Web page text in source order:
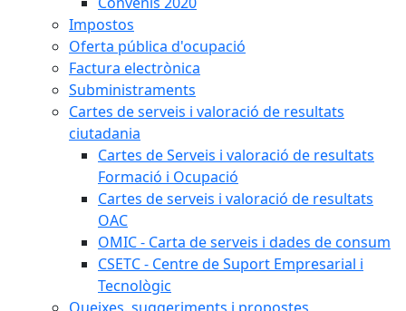
Impostos
Oferta pública d'ocupació
Factura electrònica
Subministraments
Cartes de serveis i valoració de resultats
ciutadania
Cartes de Serveis i valoració de resultats
Formació i Ocupació
Cartes de serveis i valoració de resultats
OAC
OMIC - Carta de serveis i dades de consum
CSETC - Centre de Suport Empresarial i
Tecnològic